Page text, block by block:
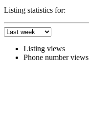
Listing statistics for:
Listing views
Phone number views